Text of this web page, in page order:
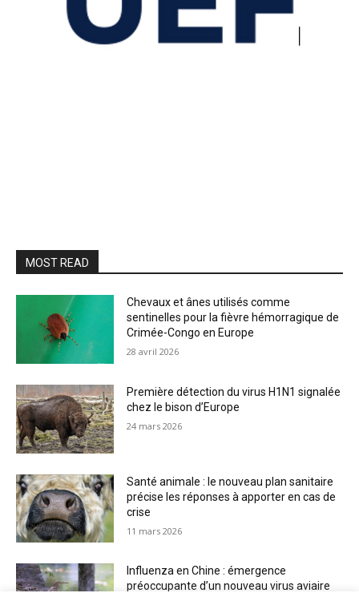
MOST READ
Chevaux et ânes utilisés comme
sentinelles pour la fièvre hémorragique de
Crimée-Congo en Europe
28 avril 2026
Première détection du virus H1N1 signalée
chez le bison d’Europe
24 mars 2026
Santé animale : le nouveau plan sanitaire
précise les réponses à apporter en cas de
crise
11 mars 2026
Influenza en Chine : émergence
préoccupante d’un nouveau virus aviaire